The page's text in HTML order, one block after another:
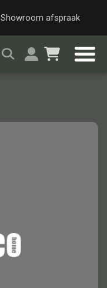
Snelle & veilige
Showroom afspraak